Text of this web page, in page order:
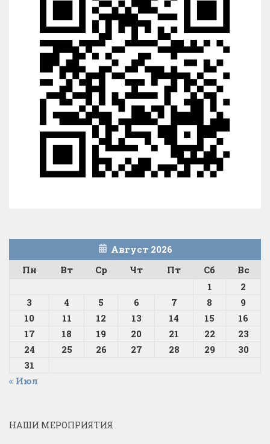
Август 2026
Пн
Вт Ср Чт Пт Сб
Вс
1
2
3
4 5 6 7 8
9
10
11 12 13 14 15
16
17
18 19 20 21 22
23
24
25 26 27 28 29
30
31
« Июл
НАШИ МЕРОПРИЯТИЯ